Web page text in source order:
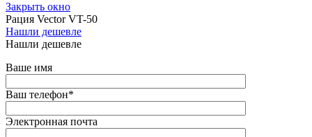
Закрыть окно
Рация Vector VT-50
Нашли дешевле
Нашли дешевле
Ваше имя
Ваш телефон*
Электронная почта